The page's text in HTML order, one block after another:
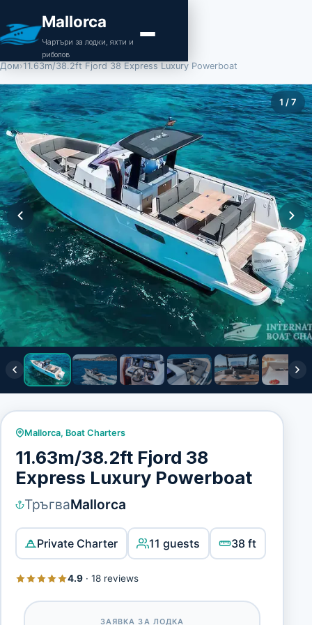
Mallorca
Чартъри за лодки, яхти и
риболов
Дом›11.63m/38.2ft Fjord 38 Express Luxury Powerboat
1 /7
Mallorca, Boat Charters
11.63m/38.2ft Fjord 38
Express Luxury Powerboat
ТръгваMallorca
Private Charter 11 guests 38 ft
4.9· 18 reviews
ЗАЯВКА ЗА ЛОДКА